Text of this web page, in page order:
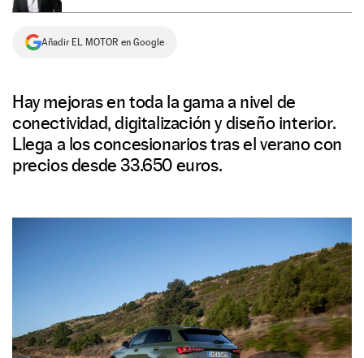
Añadir EL MOTOR en Google
Hay mejoras en toda la gama a nivel de
conectividad, digitalización y diseño interior.
Llega a los concesionarios tras el verano con
precios desde 33.650 euros.